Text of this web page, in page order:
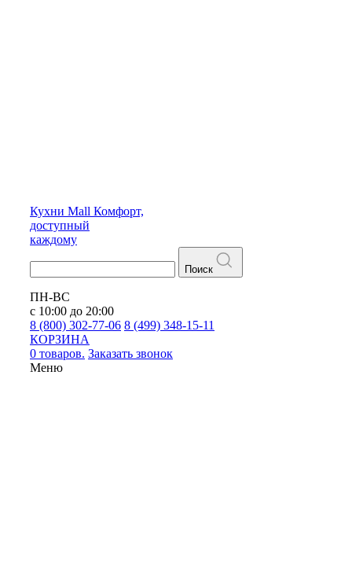
Кухни Mall Комфорт,
доступный
каждому
Поиск
ПН-ВС
с 10:00 до 20:00
8 (800) 302-77-06 8 (499) 348-15-11
КОРЗИНА
0 товаров. Заказать звонок
Меню